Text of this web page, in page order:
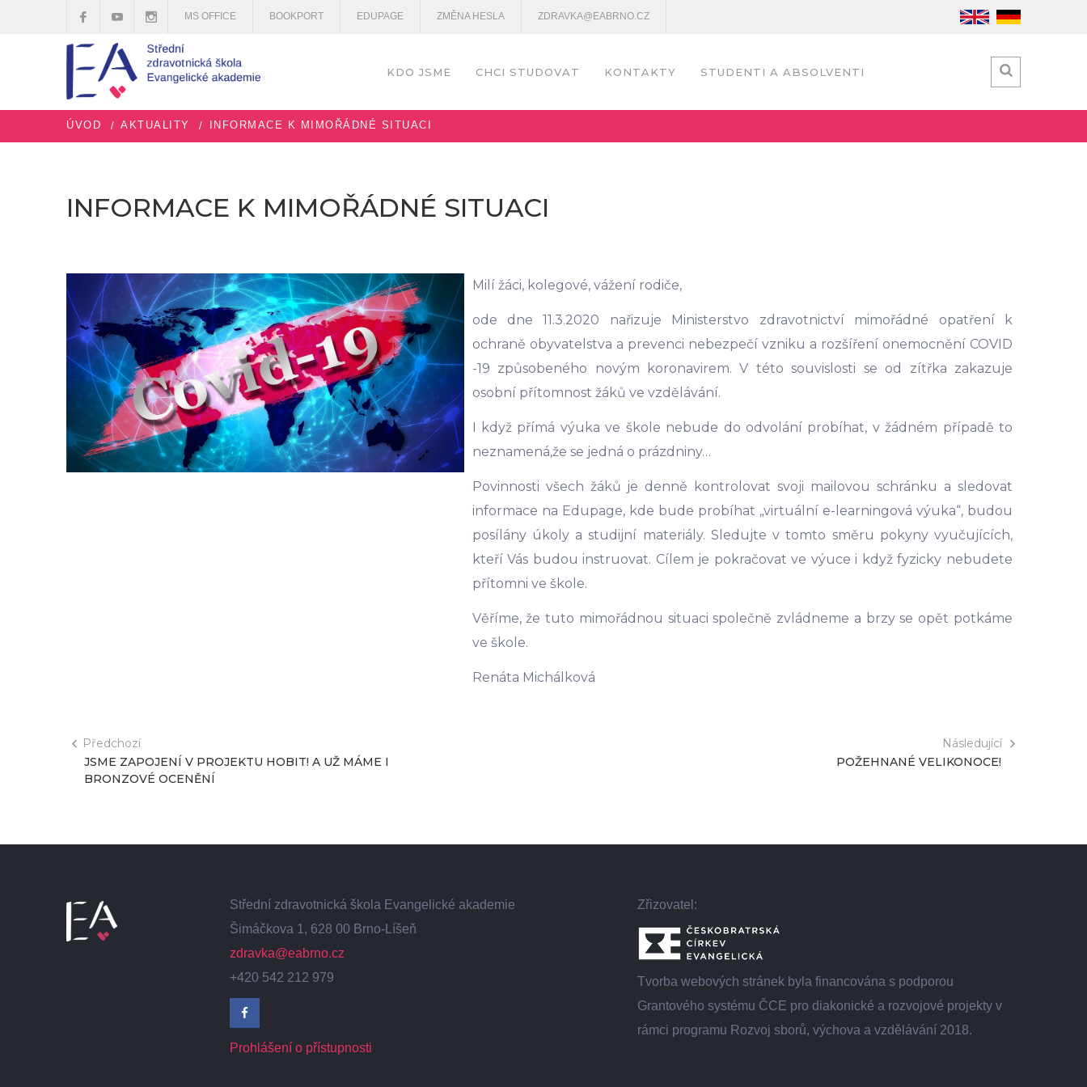
MS OFFICE BOOKPORT EDUPAGE ZMĚNA HESLA ZDRAVKA@EABRNO.CZ
KDO JSME CHCI STUDOVAT KONTAKTY STUDENTI A ABSOLVENTI
ÚVOD AKTUALITY INFORMACE K MIMOŘÁDNÉ SITUACI
INFORMACE K MIMOŘÁDNÉ SITUACI
Milí žáci, kolegové, vážení rodiče,
ode dne 11.3.2020 nařizuje Ministerstvo zdravotnictví mimořádné opatření k
ochraně obyvatelstva a prevenci nebezpečí vzniku a rozšíření onemocnění COVID
-19 způsobeného novým koronavirem. V této souvislosti se od zítřka zakazuje
osobní přítomnost žáků ve vzdělávání.
I když přímá výuka ve škole nebude do odvolání probíhat, v žádném případě to
neznamená,že se jedná o prázdniny…
Povinnosti všech žáků je denně kontrolovat svoji mailovou schránku a sledovat
informace na Edupage, kde bude probíhat „virtuální e-learningová výuka“, budou
posílány úkoly a studijní materiály. Sledujte v tomto směru pokyny vyučujících,
kteří Vás budou instruovat. Cílem je pokračovat ve výuce i když fyzicky nebudete
přítomni ve škole.
Věříme, že tuto mimořádnou situaci společně zvládneme a brzy se opět potkáme
ve škole.
Renáta Michálková
Předchozí
JSME ZAPOJENÍ V PROJEKTU HOBIT! A UŽ MÁME I
BRONZOVÉ OCENĚNÍ
Následující
POŽEHNANÉ VELIKONOCE!
Střední zdravotnická škola Evangelické akademie
Šimáčkova 1, 628 00 Brno-Líšeň
zdravka@eabrno.cz
+420 542 212 979
Prohlášení o přístupnosti
Zřizovatel:
Tvorba webových stránek byla financována s podporou
Grantového systému ČCE pro diakonické a rozvojové projekty v
rámci programu Rozvoj sborů, výchova a vzdělávání 2018.